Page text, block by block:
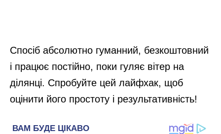
Спосіб абсолютно гуманний, безкоштовний
і працює постійно, поки гуляє вітер на
ділянці. Спробуйте цей лайфхак, щоб
оцінити його простоту і результативність!